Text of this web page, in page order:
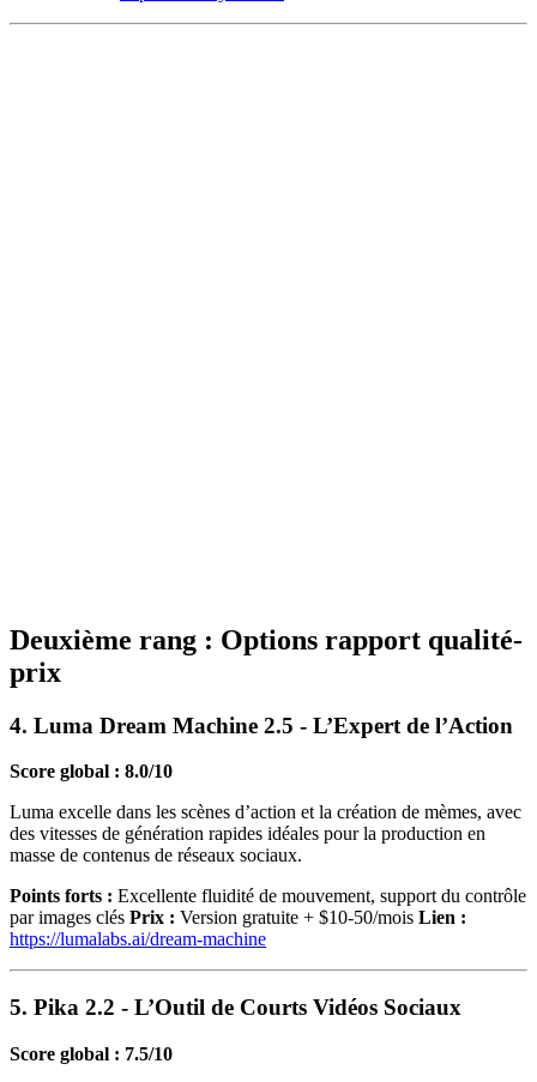
Deuxième rang : Options rapport qualité-
prix
4. Luma Dream Machine 2.5 - L’Expert de l’Action
Score global : 8.0/10
Luma excelle dans les scènes d’action et la création de mèmes, avec
des vitesses de génération rapides idéales pour la production en
masse de contenus de réseaux sociaux.
Points forts : Excellente fluidité de mouvement, support du contrôle
par images clés Prix : Version gratuite + $10-50/mois Lien :
https://lumalabs.ai/dream-machine
5. Pika 2.2 - L’Outil de Courts Vidéos Sociaux
Score global : 7.5/10